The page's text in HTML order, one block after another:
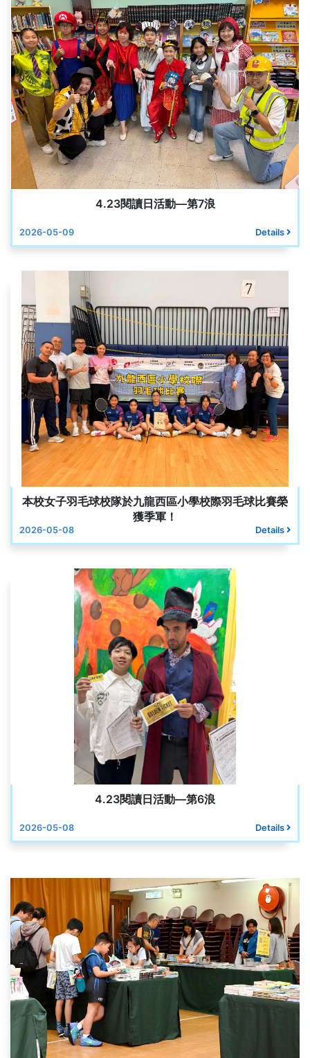
4.23閱讀日活動—第7浪
2026-05-09 Details
本校女子羽毛球校隊於九龍西區小學校際羽毛球比賽榮
獲季軍！
2026-05-08 Details
4.23閱讀日活動—第6浪
2026-05-08 Details